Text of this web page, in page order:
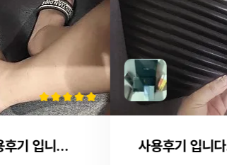
[REVIEW] 사용후기 입니다. 사용후기 입니다.